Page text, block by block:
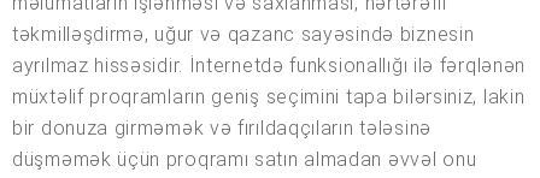
təkmilləşdirmə, uğur və qazanc sayəsində biznesin
ayrılmaz hissəsidir. İnternetdə funksionallığı ilə fərqlənən
müxtəlif proqramların geniş seçimini tapa bilərsiniz, lakin
bir donuza girməmək və fırıldaqçıların tələsinə
düşməmək üçün proqramı satın almadan əvvəl onu